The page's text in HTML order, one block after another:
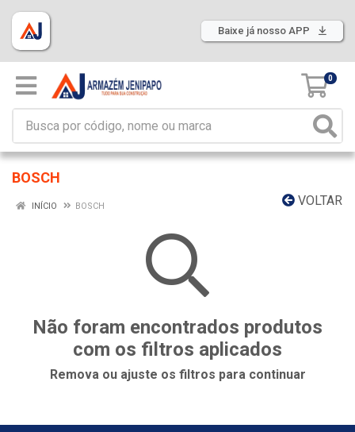
Baixe já nosso APP
0
BOSCH
VOLTAR
INÍCIO BOSCH
Não foram encontrados produtos
com os filtros aplicados
Remova ou ajuste os filtros para continuar